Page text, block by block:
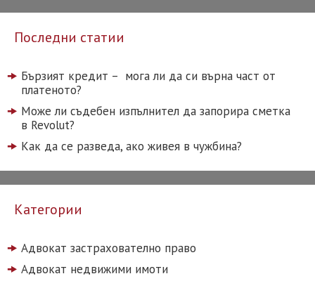
Последни статии
Бързият кредит – мога ли да си върна част от
платеното?
Може ли съдебен изпълнител да запорира сметка
в Revolut?
Как да се разведа, ако живея в чужбина?
Категории
Адвокат застрахователно право
Адвокат недвижими имоти